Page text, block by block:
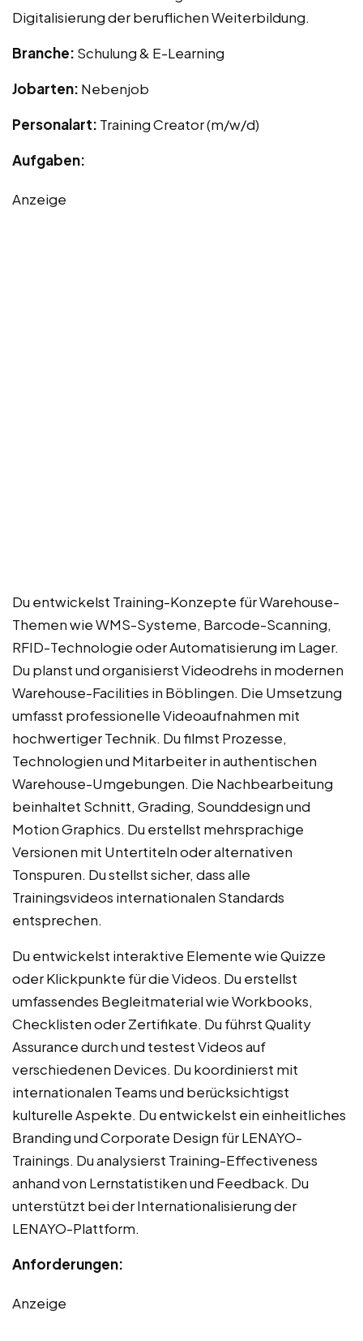
Digitalisierung der beruflichen Weiterbildung.
Branche: Schulung & E-Learning
Jobarten: Nebenjob
Personalart: Training Creator (m/w/d)
Aufgaben:
Anzeige
Du entwickelst Training-Konzepte für Warehouse-
Themen wie WMS-Systeme, Barcode-Scanning,
RFID-Technologie oder Automatisierung im Lager.
Du planst und organisierst Videodrehs in modernen
Warehouse-Facilities in Böblingen. Die Umsetzung
umfasst professionelle Videoaufnahmen mit
hochwertiger Technik. Du filmst Prozesse,
Technologien und Mitarbeiter in authentischen
Warehouse-Umgebungen. Die Nachbearbeitung
beinhaltet Schnitt, Grading, Sounddesign und
Motion Graphics. Du erstellst mehrsprachige
Versionen mit Untertiteln oder alternativen
Tonspuren. Du stellst sicher, dass alle
Trainingsvideos internationalen Standards
entsprechen.
Du entwickelst interaktive Elemente wie Quizze
oder Klickpunkte für die Videos. Du erstellst
umfassendes Begleitmaterial wie Workbooks,
Checklisten oder Zertifikate. Du führst Quality
Assurance durch und testest Videos auf
verschiedenen Devices. Du koordinierst mit
internationalen Teams und berücksichtigst
kulturelle Aspekte. Du entwickelst ein einheitliches
Branding und Corporate Design für LENAYO-
Trainings. Du analysierst Training-Effectiveness
anhand von Lernstatistiken und Feedback. Du
unterstützt bei der Internationalisierung der
LENAYO-Plattform.
Anforderungen:
Anzeige